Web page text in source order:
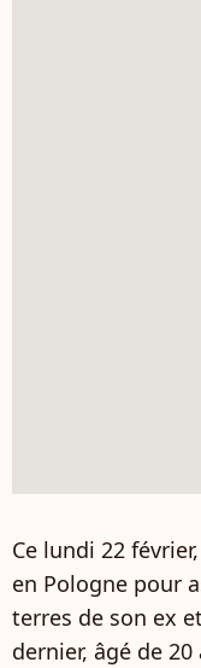
Ce lundi 22
en Pologne pour
terres de son ex
dernier, âgé de